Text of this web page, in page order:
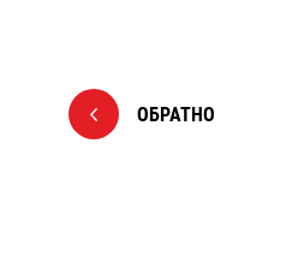
ОБРАТНО